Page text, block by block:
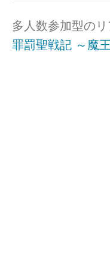
多人数参加型の
罪罰聖戦記 ～魔